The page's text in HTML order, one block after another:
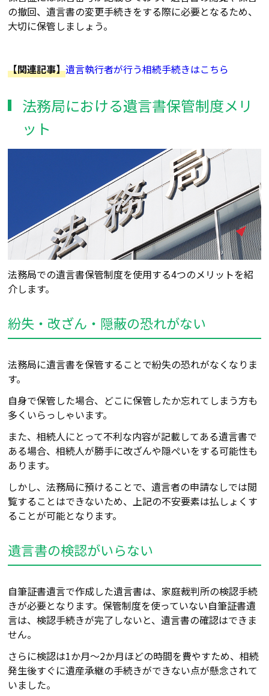
の撤回、遺言書の変更手続きをする際に必要となるため、
大切に保管しましょう。
【関連記事】遺言執行者が行う相続手続きはこちら
法務局における遺言書保管制度メリ
ット
法務局での遺言書保管制度を使用する4つのメリットを紹
介します。
紛失・改ざん・隠蔽の恐れがない
法務局に遺言書を保管することで紛失の恐れがなくなりま
す。
自身で保管した場合、どこに保管したか忘れてしまう方も
多くいらっしゃいます。
また、相続人にとって不利な内容が記載してある遺言書で
ある場合、相続人が勝手に改ざんや隠ぺいをする可能性も
あります。
しかし、法務局に預けることで、遺言者の申請なしでは閲
覧することはできないため、上記の不安要素は払しょくす
ることが可能となります。
遺言書の検認がいらない
自筆証書遺言で作成した遺言書は、家庭裁判所の検認手続
きが必要となります。保管制度を使っていない自筆証書遺
言は、検認手続きが完了しないと、遺言書の確認はできま
せん。
さらに検認は1か月～2か月ほどの時間を費やすため、相続
発生後すぐに遺産承継の手続きができない点が懸念されて
いました。